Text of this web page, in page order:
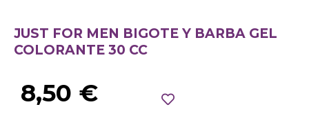
JUST FOR MEN BIGOTE Y BARBA GEL
COLORANTE 30 CC
8,50 €